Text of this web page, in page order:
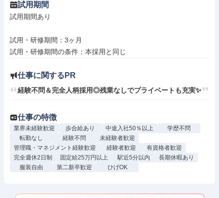
試用期間
試用期間あり
試用・研修期間：3ヶ月
仕事に関するPR
経験不問＆完全人柄採用◎残業なしでプライベートも充実✨
仕事の特徴
業界未経験歓迎 歩合給あり 中途入社50％以上
学歴不問
転勤なし
経験不問
未経験者歓迎
管理職・マネジメント経験歓迎
経験者歓迎
有資格者歓迎
完全週休2日制
固定給25万円以上 駅近5分以内
長期休暇あり
服装自由
第二新卒歓迎 ひげOK